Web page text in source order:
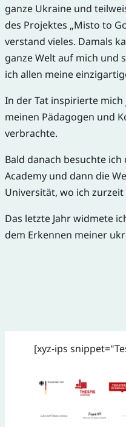
ganze Ukraine und
des Projektes „Misto to
verstand vieles. Damals
ganze Welt auf mich und
ich allen meine
In der Tat inspirierte
meinen Pädagogen und
verbrachte.
Bald danach besuchte
Academy und dann die
Universität, wo ich
Das letzte Jahr widmete
dem Erkennen meiner
[xyz-ips